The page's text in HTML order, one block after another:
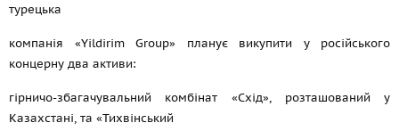
турецька
компанія «Yildirim Group» планує викупити у російського
концерну два активи:
гірничо-збагачувальний комбінат «Схід», розташований у
Казахстані, та «Тихвінський